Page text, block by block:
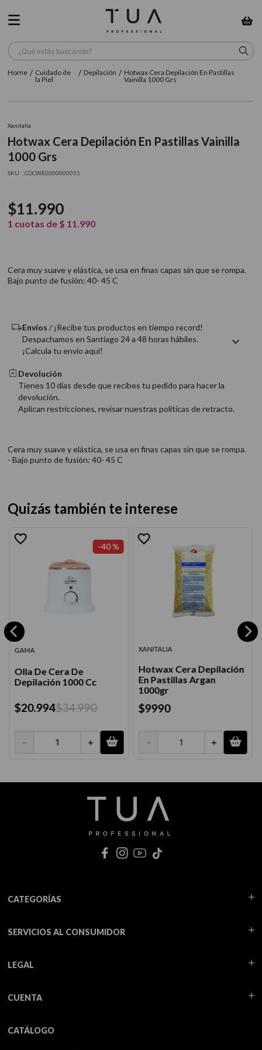
¿Qué estás buscando?
Cuidado de
la Piel
Depilación
Hotwax Cera Depilación En Pastillas
Vainilla 1000 Grs
Xanitalia
Hotwax Cera Depilación En Pastillas Vainilla
1000 Grs
: COCWE0000000051
$11.990
1 cuotas de $ 11.990
Cera muy suave y elástica, se usa en finas capas sin que se rompa.
Bajo punto de fusión: 40- 45 C
Envíos / ¡Recibe tus productos en tiempo record!
Despachamos en Santiago 24 a 48 horas hábiles.
¡Calcula tu envío aquí!
Devolución
Tienes 10 días desde que recibes tu pedido para hacer la
devolución.
Aplican restricciones, revisar nuestras politicas de retracto.
Cera muy suave y elástica, se usa en finas capas sin que se rompa.
- Bajo punto de fusión: 40- 45 C
Quizás también te interese
-40 %
GAMA
Olla De Cera De
Depilación 1000 Cc
$20.994$34.990
＋
－
XANITALIA
Hotwax Cera Depilación
En Pastillas Argan
1000gr
$9990
＋
－
CATEGORÍAS
SERVICIOS AL CONSUMIDOR
LEGAL
CUENTA
CATÁLOGO
TÉRMINOS MÁS BUSCADOS
2
3. farmavita
6 gama
7. secador
9. acondicionador